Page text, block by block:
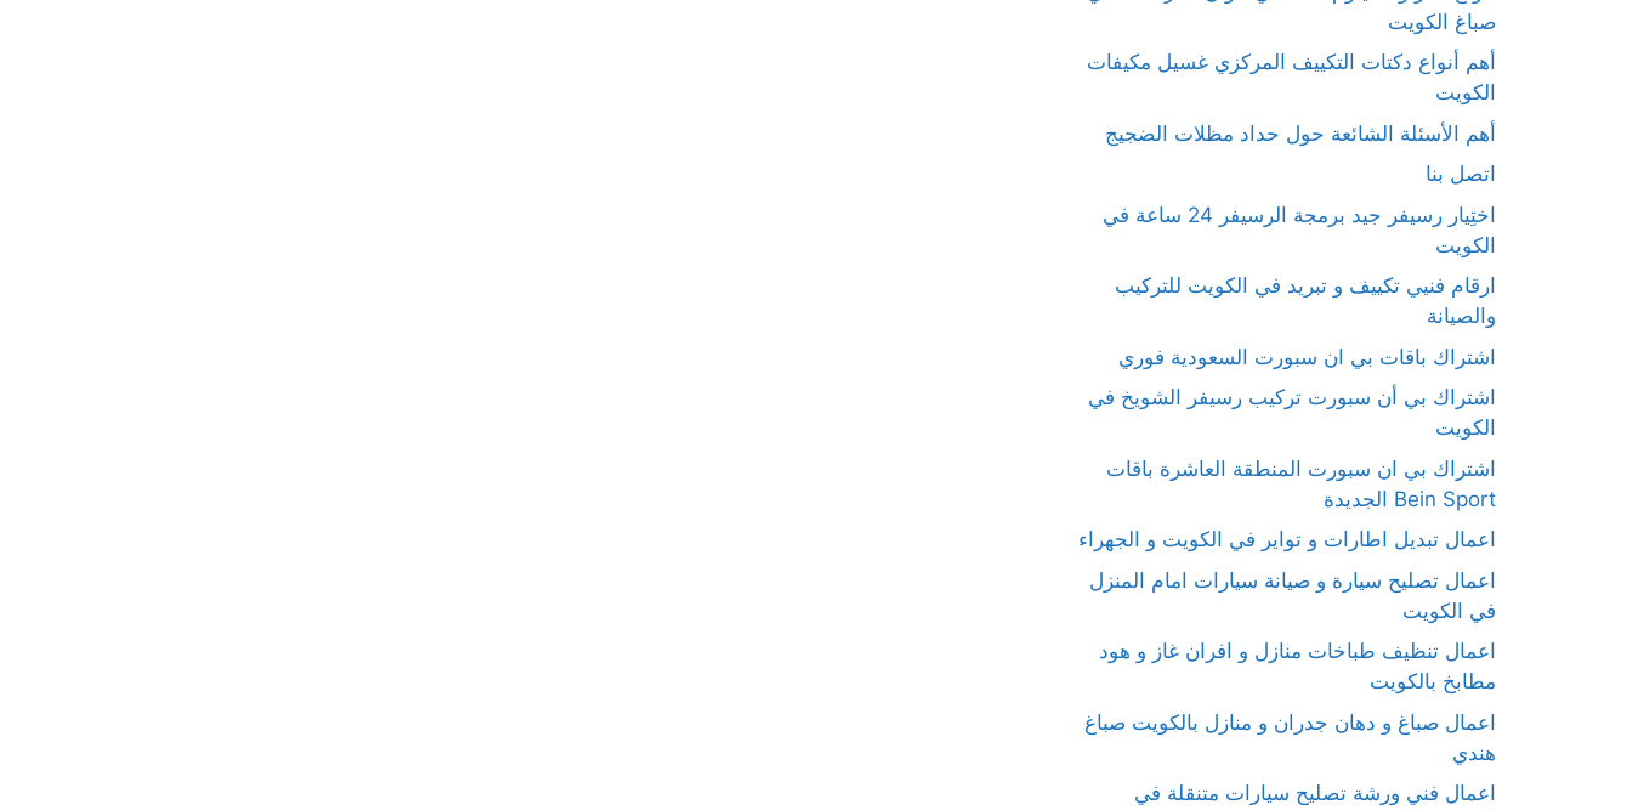
صباغ الكويت
أهم أنواع دكتات التكييف المركزي غسيل مكيفات
الكويت
أهم الأسئلة الشائعة حول حداد مظلات الضجيج
اتصل بنا
اختِيار رسيفر جيد برمجة الرسيفر 24 ساعة في
الكويت
ارقام فنيي تكييف و تبريد في الكويت للتركيب
والصيانة
اشتراك باقات بي ان سبورت السعودية فوري
اشتراك بي أن سبورت تركيب رسيفر الشويخ في
الكويت
اشتراك بي ان سبورت المنطقة العاشرة باقات
Bein Sport الجديدة
اعمال تبديل اطارات و تواير في الكويت و الجهراء
اعمال تصليح سيارة و صيانة سيارات امام المنزل
في الكويت
اعمال تنظيف طباخات منازل و افران غاز و هود
مطابخ بالكويت
اعمال صباغ و دهان جدران و منازل بالكويت صباغ
هندي
اعمال فني ورشة تصليح سيارات متنقلة في